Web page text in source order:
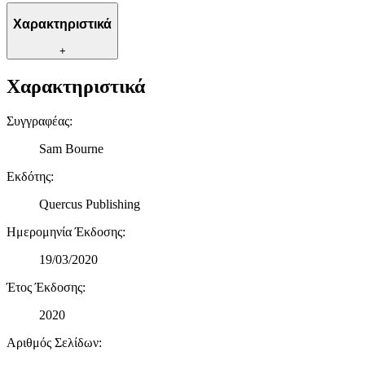
διαφημίσεων και περιεχομένου, τις μετρήσεις σχετικά με
διαφημίσεις και περιεχόμενο, την καλύτερη εικόνα του κοινού
μας και την ανάπτυξη προϊόντων. Επίσης, κοινοποιούμε
τοποθεσίας μας στους συνεργάτες μέσων κοινωνικής
δικτύωσης, διαφημίσεων και ανάλυσης.
Χαρακτηριστικά
+
Χαρακτηριστικά
Συγγραφέας:
Sam Bourne
Εκδότης:
Quercus Publishing
Ημερομηνία Έκδοσης:
19/03/2020
Έτος Έκδοσης:
2020
Αριθμός Σελίδων: